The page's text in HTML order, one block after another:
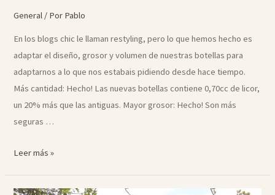
General / Por Pablo
En los blogs chic le llaman restyling, pero lo que hemos hecho es
adaptar el diseño, grosor y volumen de nuestras botellas para
adaptarnos a lo que nos estabais pidiendo desde hace tiempo.
Más cantidad: Hecho! Las nuevas botellas contiene 0,70cc de licor,
un 20% más que las antiguas. Mayor grosor: Hecho! Son más
seguras …
Nuevas
Leer más »